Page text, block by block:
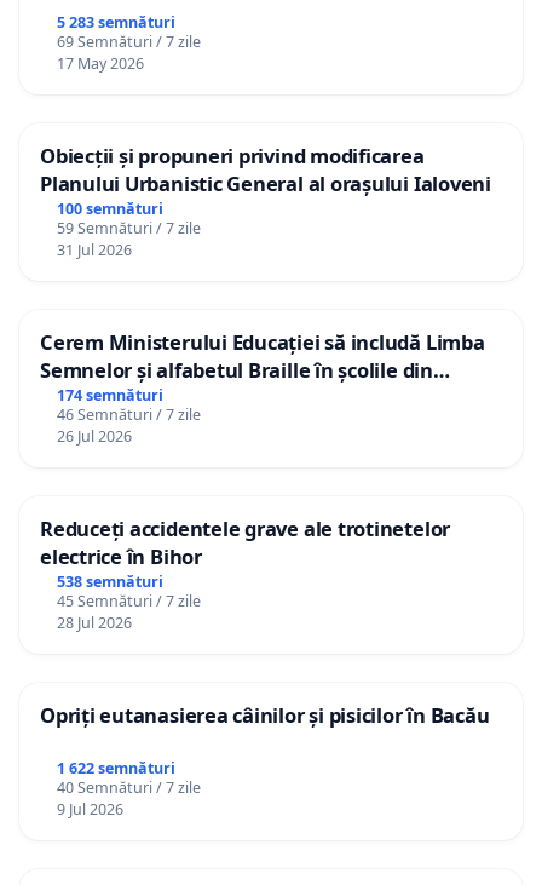
5 283 semnături
69 Semnături / 7 zile
17 May 2026
Obiecții și propuneri privind modificarea
Planului Urbanistic General al orașului Ialoveni
100 semnături
59 Semnături / 7 zile
31 Jul 2026
Cerem Ministerului Educației să includă Limba
Semnelor și alfabetul Braille în școlile din
Republica Moldova!
174 semnături
46 Semnături / 7 zile
26 Jul 2026
Reduceți accidentele grave ale trotinetelor
electrice în Bihor
538 semnături
45 Semnături / 7 zile
28 Jul 2026
Opriți eutanasierea câinilor și pisicilor în Bacău
1 622 semnături
40 Semnături / 7 zile
9 Jul 2026